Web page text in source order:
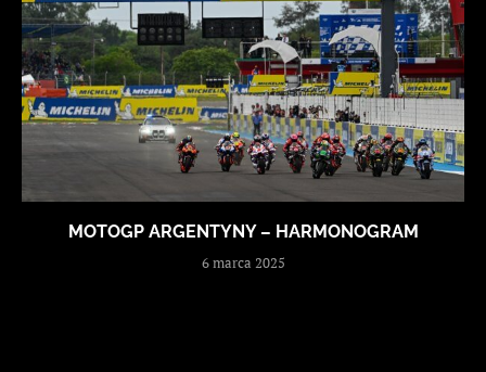
MOTOGP ARGENTYNY – HARMONOGRAM
6 marca 2025